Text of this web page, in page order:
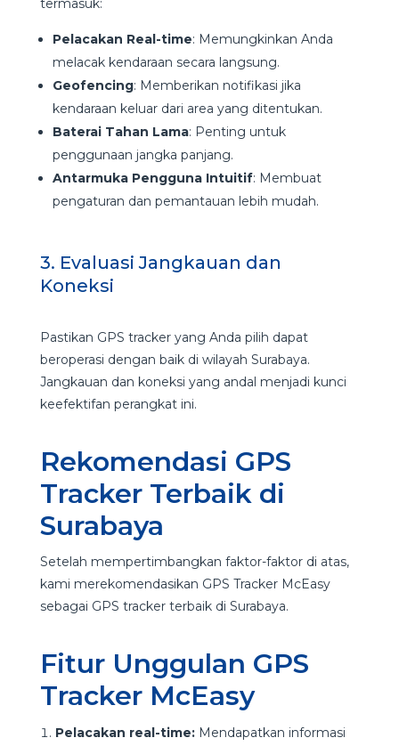
termasuk:
Pelacakan Real-time: Memungkinkan Anda
melacak kendaraan secara langsung.
Geofencing: Memberikan notifikasi jika
kendaraan keluar dari area yang ditentukan.
Baterai Tahan Lama: Penting untuk
penggunaan jangka panjang.
Antarmuka Pengguna Intuitif: Membuat
pengaturan dan pemantauan lebih mudah.
3. Evaluasi Jangkauan dan
Koneksi
Pastikan GPS tracker yang Anda pilih dapat
beroperasi dengan baik di wilayah Surabaya.
Jangkauan dan koneksi yang andal menjadi kunci
keefektifan perangkat ini.
Rekomendasi GPS
Tracker Terbaik di
Surabaya
Setelah mempertimbangkan faktor-faktor di atas,
kami merekomendasikan GPS Tracker McEasy
sebagai GPS tracker terbaik di Surabaya.
Fitur Unggulan GPS
Tracker McEasy
Pelacakan real-time: Mendapatkan informasi